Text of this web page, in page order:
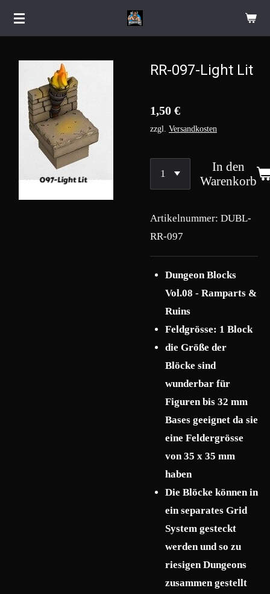
Zum
RR-097-Light Lit
1,50 €
zzgl. Versandkosten
In den
Warenkorb
Artikelnummer: DUBL-
RR-097
Dungeon Blocks
Vol.08 - Ramparts &
Ruins
Feldgrösse: 1 Block
die Größe der
Blöcke sind
wunderbar für
Figuren bis 32 mm
Bases geeignet da sie
eine Feldergrösse
von 35 x 35 mm
haben
Die Blöcke können in
ein separates Grid
System gesteckt
werden und so zu
riesigen Dungeons
zusammen gestellt